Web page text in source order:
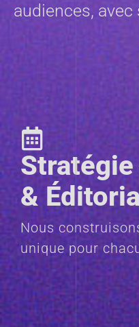
audiences, avec
&
Nous
unique pour